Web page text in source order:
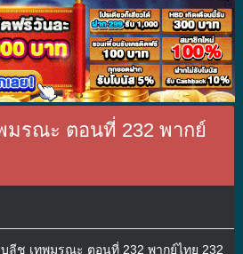
มรณะ ตอนที่ 232 พากย์
บลีช เทพมรณะ ตอนที่ 232 พากย์ไทย 232